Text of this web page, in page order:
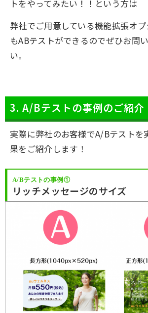
トをやってみたい！！という方は
弊社でご用意している機能拡張オ
もABテストができるのでぜひお問
い。
3. A/Bテストの事例のご紹介
実際に弊社のお客様でA/Bテストを
果をご紹介します！
A/Bテストの事例①
リッチメッセージのサイズ